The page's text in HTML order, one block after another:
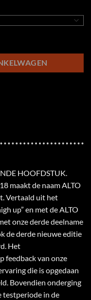
HOOFDSTUK.
maakt de naam ALTO
Vertaald uit het
up” en met de ALTO
onze derde deelname
de derde nieuwe editie
Het
feedback van onze
die is opgedaan
Bovendien onderging
testperiode in de